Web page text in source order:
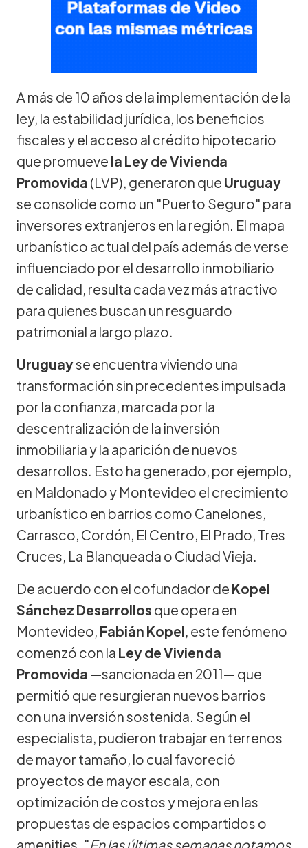
A más de 10 años de la implementación de la
ley, la estabilidad jurídica, los beneficios
fiscales y el acceso al crédito hipotecario
que promueve la Ley de Vivienda
Promovida (LVP), generaron que Uruguay
se consolide como un "Puerto Seguro" para
inversores extranjeros en la región. El mapa
urbanístico actual del país además de verse
influenciado por el desarrollo inmobiliario
de calidad, resulta cada vez más atractivo
para quienes buscan un resguardo
patrimonial a largo plazo.
Uruguayse encuentra viviendo una
transformación sin precedentes impulsada
por la confianza, marcada por la
descentralización de la inversión
inmobiliaria y la aparición de nuevos
desarrollos. Esto ha generado, por ejemplo,
en Maldonado y Montevideo el crecimiento
urbanístico en barrios como Canelones,
Carrasco, Cordón, El Centro, El Prado, Tres
Cruces, La Blanqueada o Ciudad Vieja.
De acuerdo con el cofundador de Kopel
Sánchez Desarrollos que opera en
Montevideo, Fabián Kopel, este fenómeno
comenzó con la Ley de Vivienda
Promovida —sancionada en 2011— que
permitió que resurgieran nuevos barrios
con una inversión sostenida. Según el
especialista, pudieron trabajar en terrenos
de mayor tamaño, lo cual favoreció
proyectos de mayor escala, con
optimización de costos y mejora en las
propuestas de espacios compartidos o
amenities. "En las últimas semanas notamos